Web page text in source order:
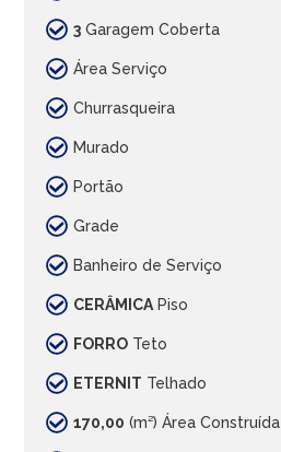
3 Garagem Coberta
Área Serviço
Churrasqueira
Murado
Portão
Grade
Banheiro de Serviço
CERÂMICA Piso
FORRO Teto
ETERNIT Telhado
170,00 (m²) Área Construída